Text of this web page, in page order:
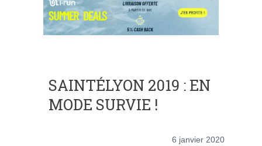
SAINTÉLYON 2019 : EN
MODE SURVIE !
6 janvier 2020